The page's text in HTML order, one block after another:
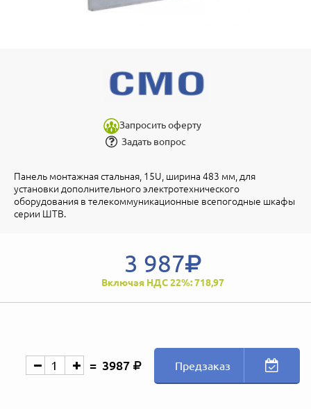
Запросить оферту
Задать вопрос
Панель монтажная стальная, 15U, ширина 483 мм, для
установки дополнительного электротехнического
оборудования в телекоммуникационные всепогодные шкафы
серии ШТВ.
3 987
Включая НДС 22%: 718,97
3987 Предзаказ